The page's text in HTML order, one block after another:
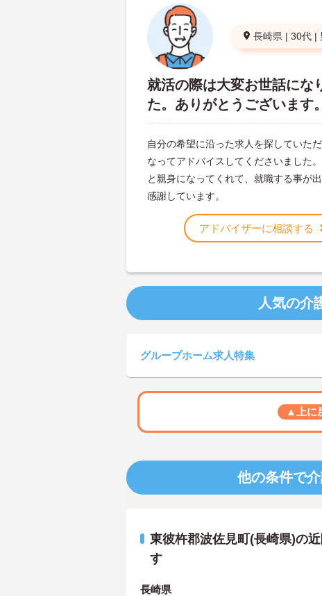
長崎県 | 30代 |
就活の際は大変お世話にな
た。ありがとうございます。
自分の希望に沿った求人を探していた
なってアドバイスしてくださいました
と親身になってくれて、就職する事が
感謝しています。
アドバイザーに相談する
人気の介
グループホーム求人特集
▲上に
他の条件で
東彼杵郡波佐見町(長崎県)の
す
長崎県